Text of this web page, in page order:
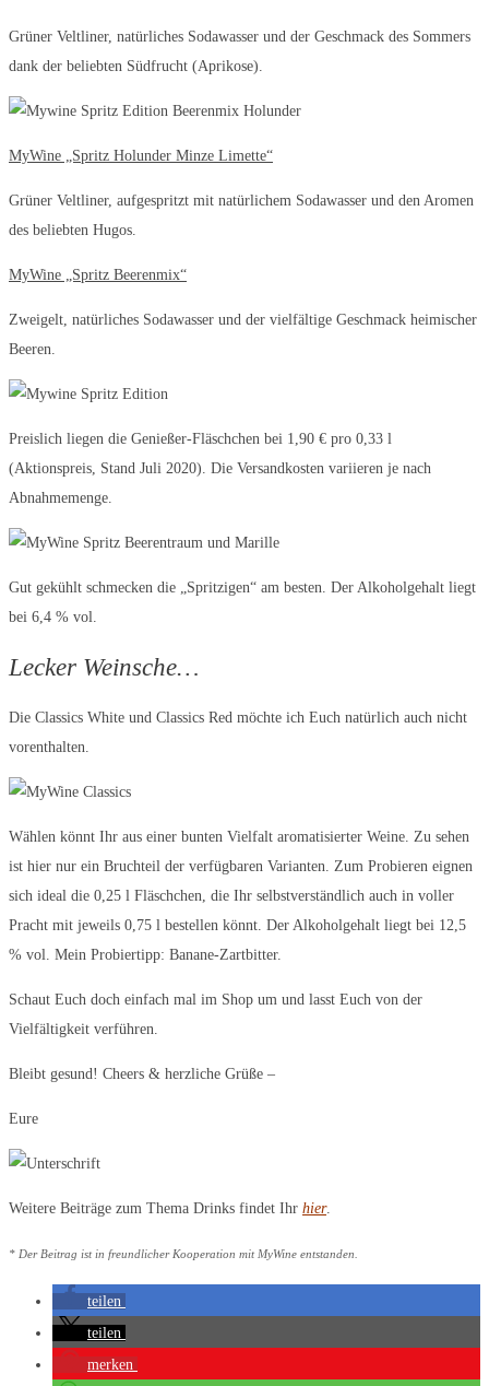
Grüner Veltliner, natürliches Sodawasser und der Geschmack des Sommers
dank der beliebten Südfrucht (Aprikose).
MyWine „Spritz Holunder Minze Limette“
Grüner Veltliner, aufgespritzt mit natürlichem Sodawasser und den Aromen
des beliebten Hugos.
MyWine „Spritz Beerenmix“
Zweigelt, natürliches Sodawasser und der vielfältige Geschmack heimischer
Beeren.
Preislich liegen die Genießer-Fläschchen bei 1,90 € pro 0,33 l
(Aktionspreis, Stand Juli 2020). Die Versandkosten variieren je nach
Abnahmemenge.
Gut gekühlt schmecken die „Spritzigen“ am besten. Der Alkoholgehalt liegt
bei 6,4 % vol.
Lecker Weinsche…
Die Classics White und Classics Red möchte ich Euch natürlich auch nicht
vorenthalten.
Wählen könnt Ihr aus einer bunten Vielfalt aromatisierter Weine. Zu sehen
ist hier nur ein Bruchteil der verfügbaren Varianten. Zum Probieren eignen
sich ideal die 0,25 l Fläschchen, die Ihr selbstverständlich auch in voller
Pracht mit jeweils 0,75 l bestellen könnt. Der Alkoholgehalt liegt bei 12,5
% vol. Mein Probiertipp: Banane-Zartbitter.
Schaut Euch doch einfach mal im Shop um und lasst Euch von der
Vielfältigkeit verführen.
Bleibt gesund! Cheers & herzliche Grüße –
Eure
Weitere Beiträge zum Thema Drinks findet Ihr hier.
* Der Beitrag ist in freundlicher Kooperation mit MyWine entstanden.
teilen
teilen
merken